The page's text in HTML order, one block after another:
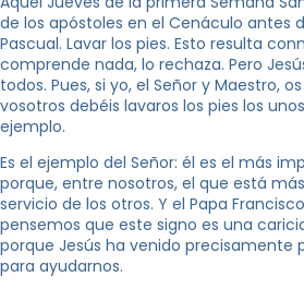
de los apóstoles en el Cenáculo antes
Pascual. Lavar los pies. Esto resulta
comprende nada, lo rechaza. Pero
todos. Pues, si yo, el Señor y Maestro,
vosotros debéis lavaros los pies los
ejemplo.
Es el ejemplo del Señor: él es el más
porque, entre nosotros, el que está
servicio de los otros. Y el Papa
pensemos que este signo es una
porque Jesús ha venido precisamente
para ayudarnos.